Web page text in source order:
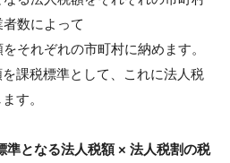
数によって
それぞれの市町村に納めます。
課税標準として、これに法人税
す。
準となる法人税額× 法人税割の税